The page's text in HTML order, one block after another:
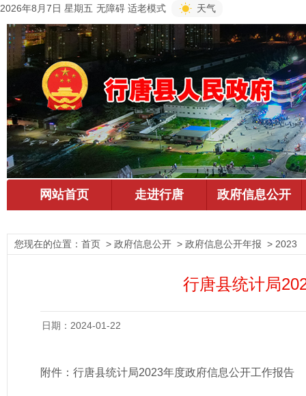
2026年8月7日 星期五 无障碍 适老模式 天气
您现在的位置： 首页 > 政府信息公开 > 政府信息公开年报 > 2023
行唐县统计局
日期：2024-01-22
附件： 行唐县统计局2023年度政府信息公开工作报告